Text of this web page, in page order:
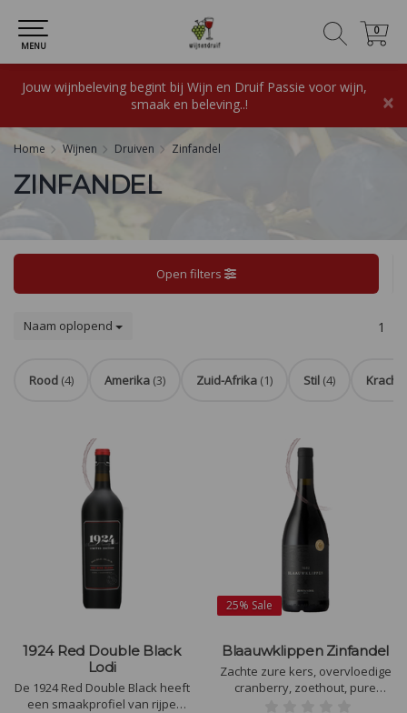
0
0
MENU
Jouw wijnbeleving begint bij Wijn en Druif Passie voor wijn,
smaak en beleving..!
×
Home Wijnen Druiven Zinfandel
ZINFANDEL
Open filters
Naam oplopend 1
Rood (4) Amerika (3) Zuid-Afrika (1) Stil (4)
1924 Red Double Black
Lodi
De 1924 Red Double Black heeft
een smaakprofiel van rijpe
25% Sale
Blaauwklippen Zinfandel
Zachte zure kers, overvloedige
cranberry, zoethout, pure